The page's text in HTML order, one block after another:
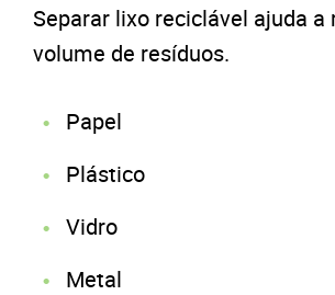
Separar lixo reciclável ajuda a
volume de resíduos.
Papel
Plástico
Vidro
Metal